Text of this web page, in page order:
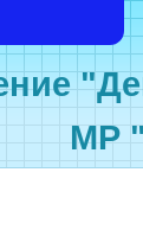
МР